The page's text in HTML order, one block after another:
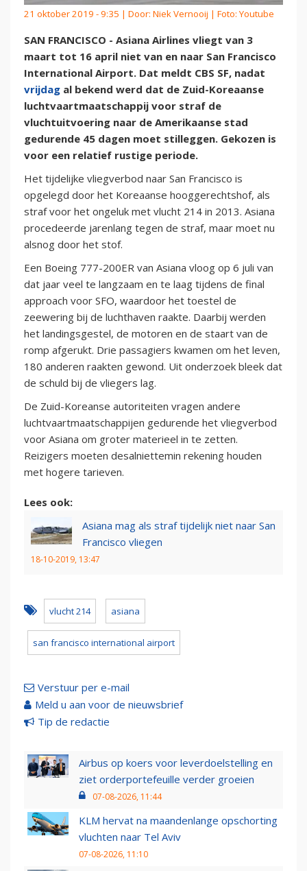
21 oktober 2019 - 9:35 | Door: Niek Vernooij | Foto: Youtube
SAN FRANCISCO - Asiana Airlines vliegt van 3
maart tot 16 april niet van en naar San Francisco
International Airport. Dat meldt CBS SF, nadat
vrijdag al bekend werd dat de Zuid-Koreaanse
luchtvaartmaatschappij voor straf de
vluchtuitvoering naar de Amerikaanse stad
gedurende 45 dagen moet stilleggen. Gekozen is
voor een relatief rustige periode.
Het tijdelijke vliegverbod naar San Francisco is
opgelegd door het Koreaanse hooggerechtshof, als
straf voor het ongeluk met vlucht 214 in 2013. Asiana
procedeerde jarenlang tegen de straf, maar moet nu
alsnog door het stof.
Een Boeing 777-200ER van Asiana vloog op 6 juli van
dat jaar veel te langzaam en te laag tijdens de final
approach voor SFO, waardoor het toestel de
zeewering bij de luchthaven raakte. Daarbij werden
het landingsgestel, de motoren en de staart van de
romp afgerukt. Drie passagiers kwamen om het leven,
180 anderen raakten gewond. Uit onderzoek bleek dat
de schuld bij de vliegers lag.
De Zuid-Koreanse autoriteiten vragen andere
luchtvaartmaatschappijen gedurende het vliegverbod
voor Asiana om groter materieel in te zetten.
Reizigers moeten desalniettemin rekening houden
met hogere tarieven.
Lees ook:
Asiana mag als straf tijdelijk niet naar San
Francisco vliegen
18-10-2019, 13:47
vlucht 214 asiana
san francisco international airport
Verstuur per e-mail
Meld u aan voor de nieuwsbrief
Tip de redactie
Airbus op koers voor leverdoelstelling en
ziet orderportefeuille verder groeien
07-08-2026, 11:44
KLM hervat na maandenlange opschorting
vluchten naar Tel Aviv
07-08-2026, 11:10